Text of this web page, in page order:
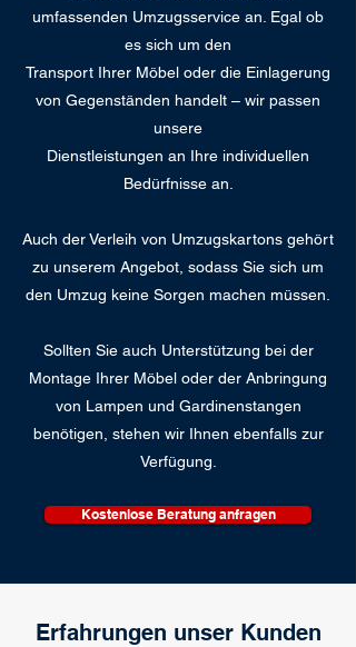
umfassenden Umzugsservice an. Egal ob
es sich um den
Transport Ihrer Möbel oder die Einlagerung
von Gegenständen handelt – wir passen
unsere
Dienstleistungen an Ihre individuellen
Bedürfnisse an.
Auch der Verleih von Umzugskartons gehört
zu unserem Angebot, sodass Sie sich um
den Umzug keine Sorgen machen müssen.
Sollten Sie auch Unterstützung bei der
Montage Ihrer Möbel oder der Anbringung
von Lampen und Gardinenstangen
benötigen, stehen wir Ihnen ebenfalls zur
Verfügung.
Kostenlose Beratung anfragen
Erfahrungen unser Kunden